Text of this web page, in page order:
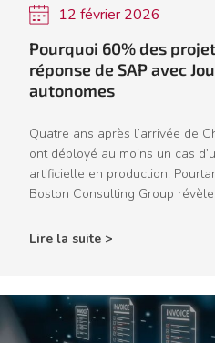
12 février 2026
Pourquoi 60% des
réponse de SAP avec
autonomes
Quatre ans après l’arrivée de
ont déployé au moins un cas
artificielle en production.
Boston Consulting Group
Lire la suite >